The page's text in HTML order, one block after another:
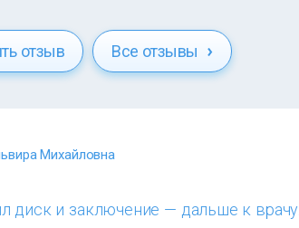
отзыв Все отзывы
Михайловна
диск и заключение — дальше к врачу.